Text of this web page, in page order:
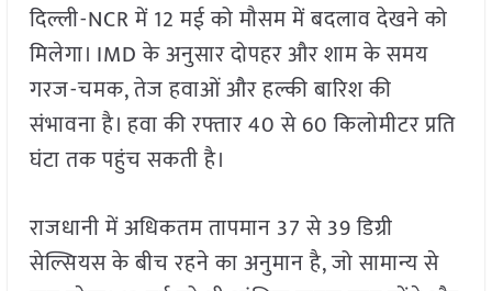
दिल्ली-NCR में 12 मई को मौसम में बदलाव देखने को
मिलेगा। IMD के अनुसार दोपहर और शाम के समय
गरज-चमक, तेज हवाओं और हल्की बारिश की
संभावना है। हवा की रफ्तार 40 से 60 किलोमीटर प्रति
घंटा तक पहुंच सकती है।
राजधानी में अधिकतम तापमान 37 से 39 डिग्री
सेल्सियस के बीच रहने का अनुमान है, जो सामान्य से